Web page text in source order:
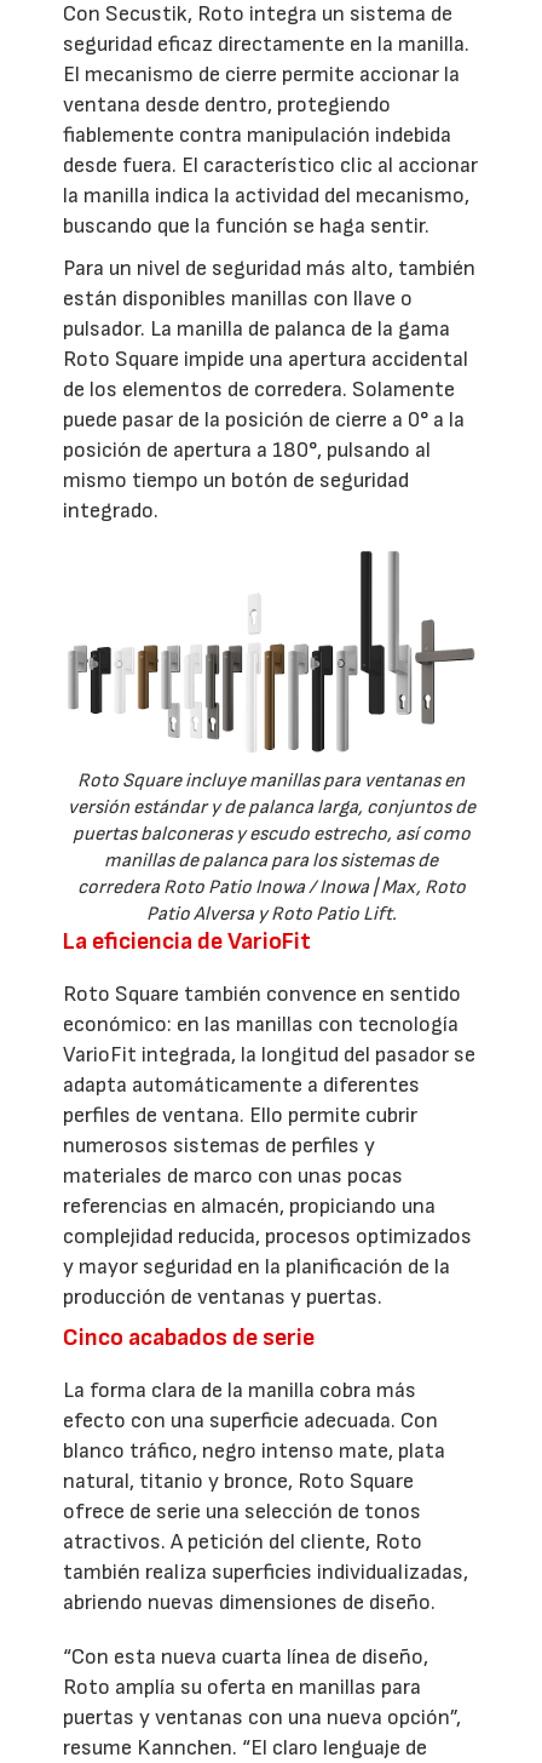
Con Secustik, Roto integra un sistema de
seguridad eficaz directamente en la manilla.
El mecanismo de cierre permite accionar la
ventana desde dentro, protegiendo
fiablemente contra manipulación indebida
desde fuera. El característico clic al accionar
la manilla indica la actividad del mecanismo,
buscando que la función se haga sentir.
Para un nivel de seguridad más alto, también
están disponibles manillas con llave o
pulsador. La manilla de palanca de la gama
Roto Square impide una apertura accidental
de los elementos de corredera. Solamente
puede pasar de la posición de cierre a 0° a la
posición de apertura a 180°, pulsando al
mismo tiempo un botón de seguridad
integrado.
Roto Square incluye manillas para ventanas en
versión estándar y de palanca larga, conjuntos de
puertas balconeras y escudo estrecho, así como
manillas de palanca para los sistemas de
corredera Roto Patio Inowa / Inowa | Max, Roto
Patio Alversa y Roto Patio Lift.
La eficiencia de VarioFit
Roto Square también convence en sentido
económico: en las manillas con tecnología
VarioFit integrada, la longitud del pasador se
adapta automáticamente a diferentes
perfiles de ventana. Ello permite cubrir
numerosos sistemas de perfiles y
materiales de marco con unas pocas
referencias en almacén, propiciando una
complejidad reducida, procesos optimizados
y mayor seguridad en la planificación de la
producción de ventanas y puertas.
Cinco acabados de serie
La forma clara de la manilla cobra más
efecto con una superficie adecuada. Con
blanco tráfico, negro intenso mate, plata
natural, titanio y bronce, Roto Square
ofrece de serie una selección de tonos
atractivos. A petición del cliente, Roto
también realiza superficies individualizadas,
abriendo nuevas dimensiones de diseño.
“Con esta nueva cuarta línea de diseño,
Roto amplía su oferta en manillas para
puertas y ventanas con una nueva opción”,
resume Kannchen. “El claro lenguaje de